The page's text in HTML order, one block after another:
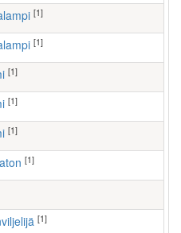
[1]
[1]
[1]
[1]
[1]
[1]
[1]